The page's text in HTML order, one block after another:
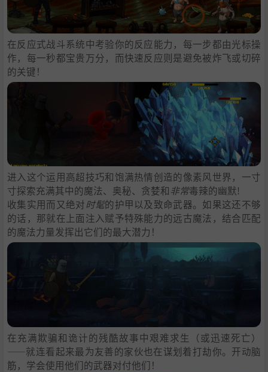
在反应式战斗系统中考验你的反应能力，每一步都由光标操
作，每一秒都宝贵万分，而快速反应则是避免被炸飞或切碎
的关键！
进入这个运用高超技巧和饱满热情创造的像素风世界，一寸
寸探索充满其中的魔法、奥秘、贪婪和非常毒辣的幽默!
收集实用而又绝对时髦的护甲以及致命武器。如果这还不够
的话，那就在上面注入赋予特殊能力的远古魔法，结合匹配
的魔法力量发挥出它们的最大潜力！
在充满欺骗和诡计的残酷故事中艰难求生（或迅速死亡）
——就连看起来最为友善的家伙也在谋划着打劫你。开动脑
筋，学会使用他们的武器对付他们！